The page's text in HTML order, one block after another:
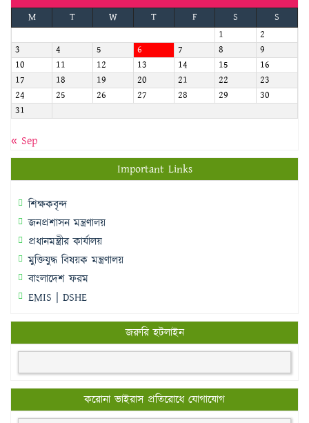
M
T W T F S
S
1
2
3
4 5 6 7 8
9
10
11 12 13 14 15
16
17
18 19 20 21 22
23
24
25 26 27 28 29
30
31
« Sep
Important Links
শিক্ষকবৃন্দ
জনপ্রশাসন মন্ত্রণালয়
প্রধানমন্ত্রীর কার্যালয়
মুক্তিযুদ্ধ বিষয়ক মন্ত্রণালয়
বাংলাদেশ ফরম
EMIS | DSHE
জরুরি হটলাইন
করোনা ভাইরাস প্রতিরোধে যোগাযোগ